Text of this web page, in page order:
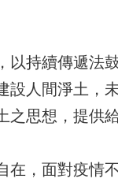
以持續傳遞法
設人間淨土，
思想，提供
在，面對疫情